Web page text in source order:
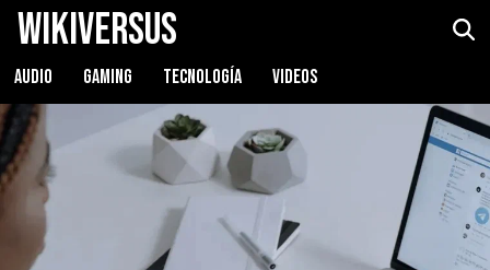
WikiVersus
AUDIO GAMING TECNOLOGÍA VIDEOS